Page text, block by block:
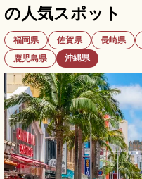
の人気スポット
福岡県 佐賀県 長崎県
鹿児島県
沖縄県